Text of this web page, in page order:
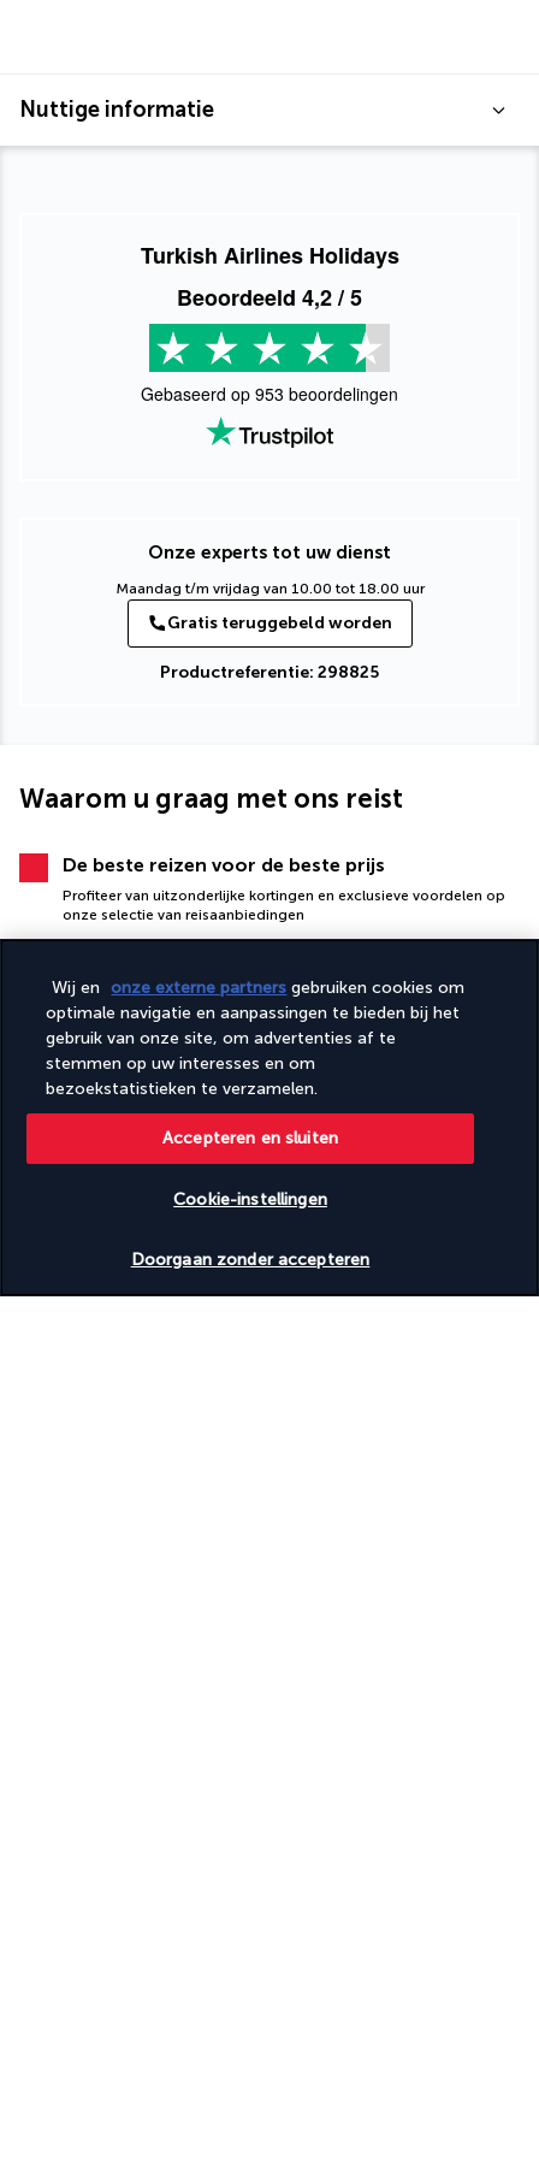
Nuttige informatie
Turkish Airlines Holidays
Beoordeeld 4,2/ 5
Gebaseerd op 953 beoordelingen
Onze experts tot uw dienst
Maandag t/m vrijdag van 10.00 tot 18.00 uur
Gratis teruggebeld worden
Productreferentie: 298825
Waarom u graag met ons reist
De beste reizen voor de beste prijs
Profiteer van uitzonderlijke kortingen en exclusieve voordelen op
onze selectie van reisaanbiedingen
BEVEILIGDE BETALING
Wij en onze externe partners gebruiken cookies om
optimale navigatie en aanpassingen te bieden bij het
gebruik van onze site, om advertenties af te
stemmen op uw interesses en om
bezoekstatistieken te verzamelen.
Cookie-instellingen
Doorgaan zonder accepteren
Accepteren en sluiten